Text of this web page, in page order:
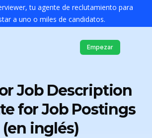
tu agente de reclutamiento para
a uno o miles de candidatos.
Empezar
Job Description
for Job Postings
(en inglés)